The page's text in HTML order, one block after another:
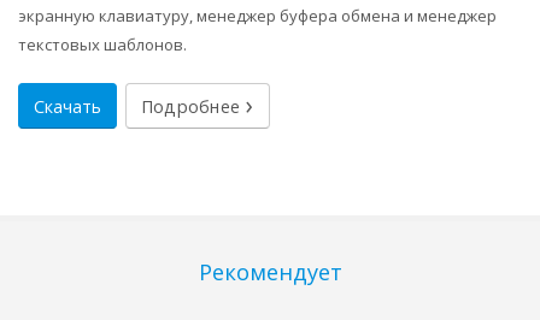
экранную клавиатуру, менеджер буфера обмена и менеджер
текстовых шаблонов.
Скачать Подробнее
Рекомендует